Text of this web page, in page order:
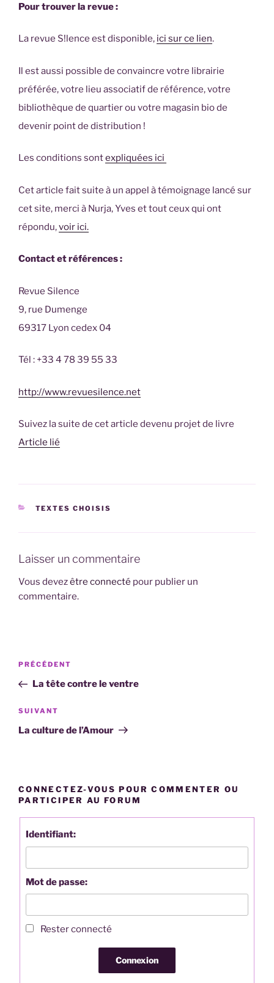
Pour trouver la revue :
La revue S!lence est disponible, ici sur ce lien.
Il est aussi possible de convaincre votre librairie
préférée, votre lieu associatif de référence, votre
bibliothèque de quartier ou votre magasin bio de
devenir point de distribution !
Les conditions sontexpliquées ici
Cet article fait suite à un appel à témoignage lancé sur
cet site, merci à Nurja, Yves et tout ceux qui ont
répondu,voir ici.
Contact et références :
Revue Silence
9, rue Dumenge
69317 Lyon cedex 04
Tél : +33 4 78 39 55 33
http://www.revuesilence.net
Suivez la suite de cet article devenu projet de livre
Article lié
CATÉGORIES
TEXTES CHOISIS
Laisser un commentaire
Vous devezêtre connecté pour publier un
commentaire.
Navigation
l’article
Article
précédent
PRÉCÉDENT
La tête contre le ventre
Article
suivant
SUIVANT
La culture de l’Amour
CONNECTEZ-VOUS POUR COMMENTER OU
PARTICIPER AU FORUM
Identifiant:
Mot de passe:
Rester connecté
Connexion